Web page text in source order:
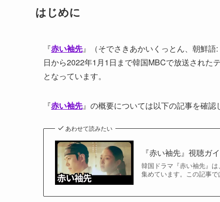
はじめに
『赤い袖先』（そでさきあかいくっとん、朝鮮
日から2022年1月1日まで韓国MBCで放送された
となっています。
『赤い袖先』の概要については以下の記事を確認
あわせて読みたい
『赤い袖先』視聴ガ
韓国ドラマ『赤い袖先』
集めています。この記事